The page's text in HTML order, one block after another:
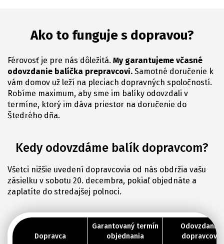
Ako to funguje s dopravou?
Férovosť je pre nás dôležitá. My garantujeme včasné
odovzdanie balíčka prepravcovi. Samotné doručenie k
vám domov už leží na pleciach dopravných spoločností.
Robíme maximum, aby sme im balíky odovzdali v
termíne, ktorý im dáva priestor na doručenie do
Štedrého dňa.
Kedy odovzdáme balík dopravcom?
Všetci nižšie uvedení dopravcovia od nás obdržia vašu
zásielku v sobotu 20. decembra, pokiaľ objednáte a
zaplatíte do stredajšej polnoci.
Dopravca
Garantovaný termín
objednania
Odovzdanie
dopravcovi